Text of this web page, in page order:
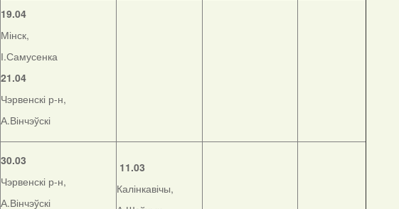
19.04
Мінск,
І.Самусенка
21.04
Чэрвенскі р-н,
А.Вінчэўскі
30.03
Чэрвенскі р-н,
А.Вінчэўскі
11.03
Калінкавічы,